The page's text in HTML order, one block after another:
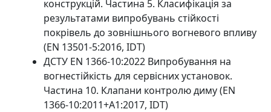
конструкцій. Частина 5. Класифікація за
результатами випробувань стійкості
покрівель до зовнішнього вогневого впливу
(EN 13501-5:2016, IDT)
ДСТУ EN 1366-10:2022 Випробування на
вогнестійкість для сервісних установок.
Частина 10. Клапани контролю диму (EN
1366-10:2011+A1:2017, IDT)